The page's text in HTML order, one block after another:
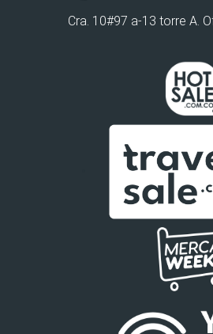
Cra. 10#97 a-13 torre A.